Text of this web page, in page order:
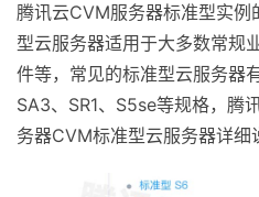
腾讯云CVM服务器标准型实例
型云服务器适用于大多数常规
件等，常见的标准型云服务器
SA3、SR1、S5se等规格，腾
务器CVM标准型云服务器详细